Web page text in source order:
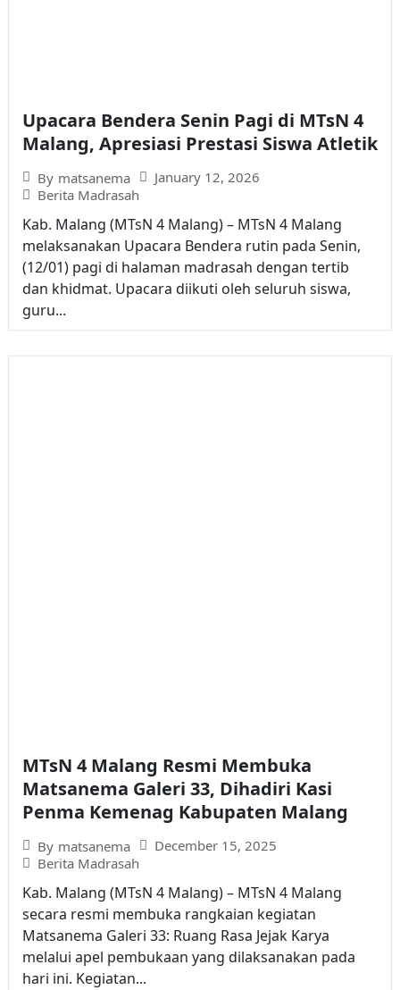
Upacara Bendera Senin Pagi di MTsN 4
Malang, Apresiasi Prestasi Siswa Atletik
By matsanema
January 12, 2026
Berita Madrasah
Kab. Malang (MTsN 4 Malang) – MTsN 4 Malang
melaksanakan Upacara Bendera rutin pada Senin,
(12/01) pagi di halaman madrasah dengan tertib
dan khidmat. Upacara diikuti oleh seluruh siswa,
guru...
MTsN 4 Malang Resmi Membuka
Matsanema Galeri 33, Dihadiri Kasi
Penma Kemenag Kabupaten Malang
By matsanema
December 15, 2025
Berita Madrasah
Kab. Malang (MTsN 4 Malang) – MTsN 4 Malang
secara resmi membuka rangkaian kegiatan
Matsanema Galeri 33: Ruang Rasa Jejak Karya
melalui apel pembukaan yang dilaksanakan pada
hari ini. Kegiatan...